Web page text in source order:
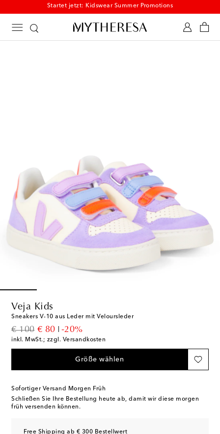
Startet jetzt: Kidswear Summer Promotions
Veja Kids
Sneakers V-10 aus Leder mit Veloursleder
€ 100
original price
€ 80
discount price
-20%
inkl. MwSt.; zzgl. Versandkosten
Größe wählen
Sofortiger Versand Morgen Früh
Schließen Sie Ihre Bestellung heute ab, damit wir diese morgen
früh versenden können.
Free Shipping ab € 300 Bestellwert